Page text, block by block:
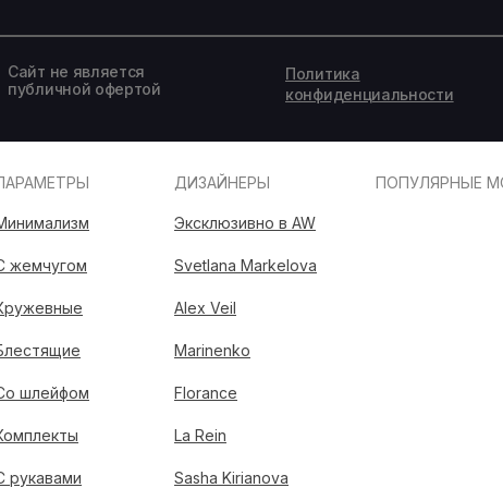
Сайт не является
публичной офертой
Политика
конфиденциальности
ПОПУЛЯРНЫЕ
жемчугом
шлейфом
рукавами
ДИЗАЙНЕРЫ
Эксклюзивно в AW
Svetlana Markelova
Alex Veil
Marinenko
Florance
La Rein
Sasha Kirianova